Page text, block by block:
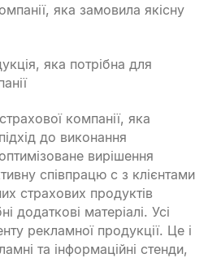
яка замовила якісну
яка потрібна для
компанії, яка
до виконання
вирішення
співпрацю с з клієнтами
страхових продуктів
додаткові матеріалі. Усі
рекламної продукції. Це і
та інформаційні стенди,